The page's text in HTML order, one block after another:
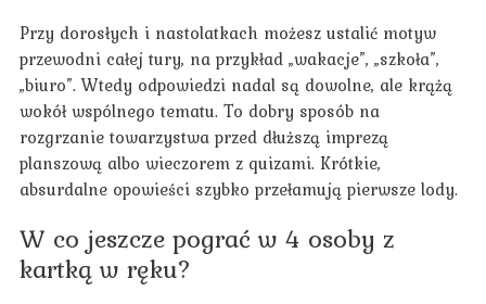
Przy dorosłych i nastolatkach możesz ustalić motyw
przewodni całej tury, na przykład „wakacje”, „szkoła”,
„biuro”. Wtedy odpowiedzi nadal są dowolne, ale krążą
wokół wspólnego tematu. To dobry sposób na
rozgrzanie towarzystwa przed dłuższą imprezą
planszową albo wieczorem z quizami. Krótkie,
absurdalne opowieści szybko przełamują pierwsze lody.
W co jeszcze pograć w 4 osoby z
kartką w ręku?